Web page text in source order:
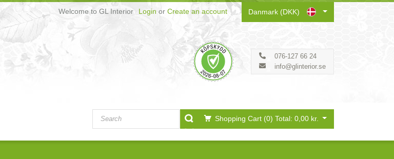
Welcome to GL Interior Login or Create an account Danmark (DKK)
076-127 66 24
info@glinterior.se
Shopping Cart (0) Total: 0,00 kr.